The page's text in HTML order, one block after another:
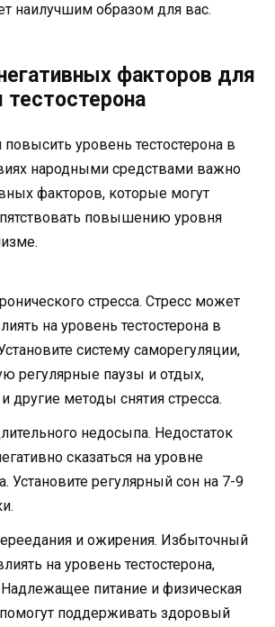
наилучшим образом для вас.
факторов для
уровень тестостерона в
народными средствами важно
факторов, которые могут
повышению уровня
стресса. Стресс может
на уровень тестостерона в
систему саморегуляции,
регулярные паузы и отдых,
другие методы снятия стресса.
недосыпа. Недостаток
сказаться на уровне
Установите регулярный сон на 7-9
и ожирения. Избыточный
на уровень тестостерона,
питание и физическая
поддерживать здоровый